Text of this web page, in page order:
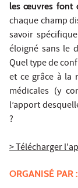
les œuvres font
chaque champ
savoir
éloigné sans le
Quel type de
et ce grâce à la
médicales (y
l’apport
?
> Télécharger
ORGANISÉ PAR :